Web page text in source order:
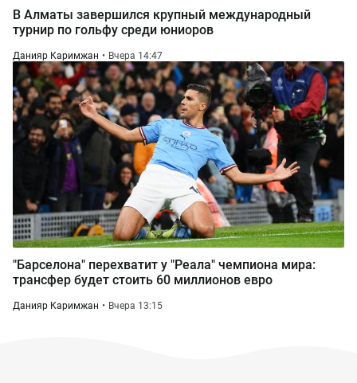
В Алматы завершился крупный международный
турнир по гольфу среди юниоров
Данияр Каримжан Вчера 14:47
"Барселона" перехватит у "Реала" чемпиона мира:
трансфер будет стоить 60 миллионов евро
Данияр Каримжан Вчера 13:15